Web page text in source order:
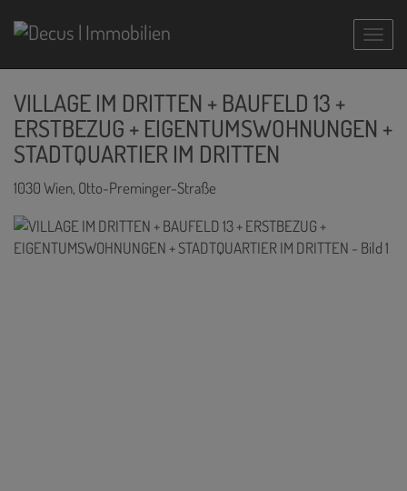
VILLAGE IM DRITTEN + BAUFELD 13 +
ERSTBEZUG + EIGENTUMSWOHNUNGEN +
STADTQUARTIER IM DRITTEN
1030 Wien, Otto-Preminger-Straße